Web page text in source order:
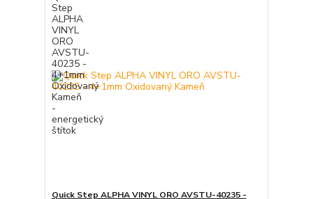
Quick Step ALPHA VINYL ORO AVSTU-40235 -